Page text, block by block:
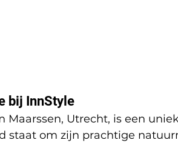
bij InnStyle
Maarssen, Utrecht, is een
staat om zijn prachtige